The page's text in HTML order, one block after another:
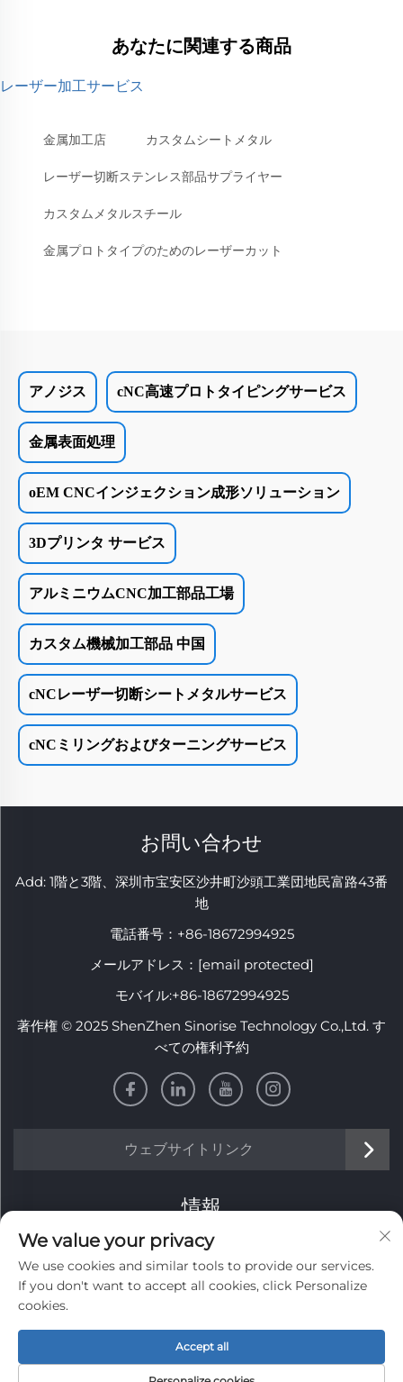
あなたに関連する商品
レーザー加工サービス
金属加工店 カスタムシートメタル
レーザー切断ステンレス部品サプライヤー
カスタムメタルスチール
金属プロトタイプのためのレーザーカット
アノジス cNC高速プロトタイピングサービス
金属表面処理
oEM CNCインジェクション成形ソリューション
3Dプリンタ サービス
アルミニウムCNC加工部品工場
カスタム機械加工部品 中国
cNCレーザー切断シートメタルサービス
cNCミリングおよびターニングサービス
お問い合わせ
Add: 1階と3階、深圳市宝安区沙井町沙頭工業団地民富路43番
地
電話番号： +86-18672994925
メールアドレス： [email protected]
モバイル:+86-18672994925
著作権 © 2025 ShenZhen Sinorise Technology Co.,Ltd. す
べての権利予約
ウェブサイトリンク
情報
毎週のニュースレターを受け取るにはサインアップしてくだ
さい
送信する
We value your privacy
We use cookies and similar tools to provide our services.
If you don't want to accept all cookies, click Personalize
cookies.
Accept all